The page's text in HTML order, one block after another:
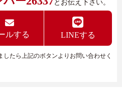
とお伝え下さい。
ルする LINEする
たら上記のボタンよりお問い合わせく